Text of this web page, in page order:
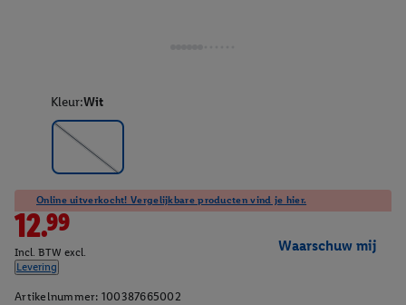
Kleur:Wit
Online uitverkocht! Vergelijkbare producten vind je hier.
12.99
Incl. BTW excl.
Levering
Waarschuw mij
Artikelnummer: 100387665002